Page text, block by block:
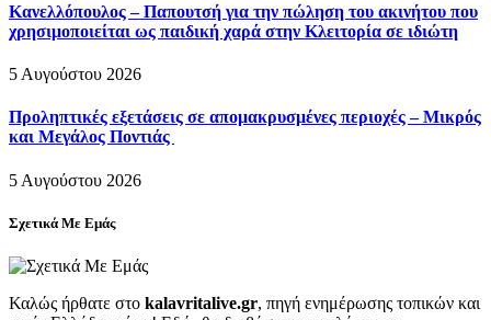
Κανελλόπουλος – Παπουτσή για την πώληση του ακινήτου που
χρησιμοποιείται ως παιδική χαρά στην Κλειτορία σε ιδιώτη
5 Αυγούστου 2026
Προληπτικές εξετάσεις σε απομακρυσμένες περιοχές – Μικρός
και Μεγάλος Ποντιάς
5 Αυγούστου 2026
Σχετικά Με Εμάς
Καλώς ήρθατε στο kalavritalive.gr, πηγή ενημέρωσης τοπικών και